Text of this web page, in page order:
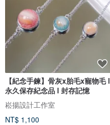
【紀念手鍊】骨灰x胎毛x寵物毛 l
永久保存紀念品 l 封存記憶
崧揚設計工作室
NT$ 1,100